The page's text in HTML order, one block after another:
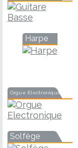
Harpe
Orgue Electronique
Solfège